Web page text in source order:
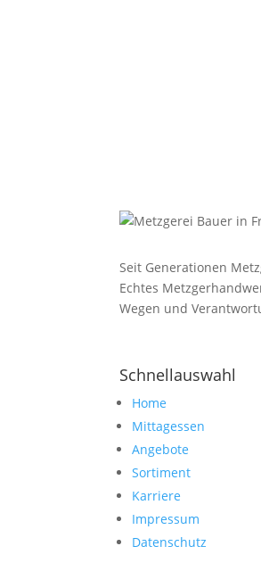
Seit Generationen
Echtes
Wegen und
Schnellauswahl
Home
Mittagessen
Angebote
Sortiment
Karriere
Impressum
Datenschutz